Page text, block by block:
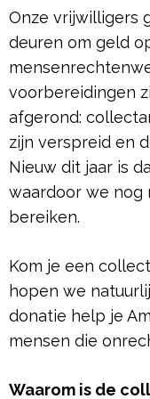
Onze vrijwilligers
deuren om geld
voorbereidingen
afgerond:
zijn verspreid en
Nieuw dit jaar is
waardoor we nog
bereiken.
Kom je een
hopen we
donatie help je
mensen die
Waarom is de